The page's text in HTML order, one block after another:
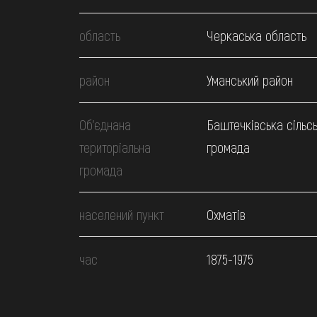
область Черкаська область
район Уманський район
Об’єднана
територіальна
громада
Баштечківська
громада
населений пункт Охматів
час 1875-1975